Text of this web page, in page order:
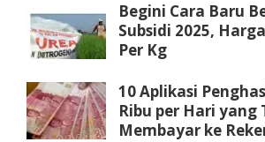
Begini Cara Baru
Subsidi 2025,
Per Kg
10 Aplikasi
Ribu per Hari yang
Membayar ke